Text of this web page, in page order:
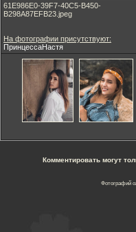
61E986E0-39F7-40C5-B450-
B298A87EFB23.jpeg
На фотографии присутствуют:
ПринцессаНастя
Комментировать могут
Фотографий